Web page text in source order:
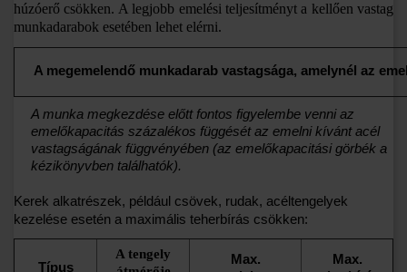
húzóerő csökken. A legjobb emelési teljesítményt a kellően vastag
munkadarabok esetében lehet elérni.
A megemelendő munkadarab vastagsága, amelynél az
A munka megkezdése előtt fontos figyelembe venni az
emelőkapacitás százalékos függését az emelni kívánt acél
vastagságának függvényében (az emelőkapacitási görbék a
kézikönyvben találhatók).
Kerek alkatrészek, például csövek, rudak, acéltengelyek
kezelése esetén a maximális teherbírás csökken:
Típus
A tengely
Max.
Max.